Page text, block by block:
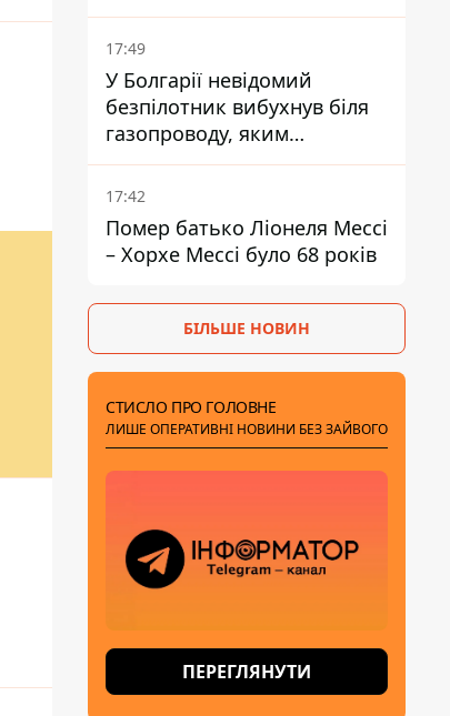
17:49
У Болгарії невідомий
безпілотник вибухнув біля
газопроводу, яким
постачають газ до України
17:42
Помер батько Ліонеля Мессі
– Хорхе Мессі було 68 років
БІЛЬШЕ НОВИН
СТИСЛО ПРО ГОЛОВНЕ
ЛИШЕ ОПЕРАТИВНІ НОВИНИ БЕЗ ЗАЙВОГО
ПЕРЕГЛЯНУТИ